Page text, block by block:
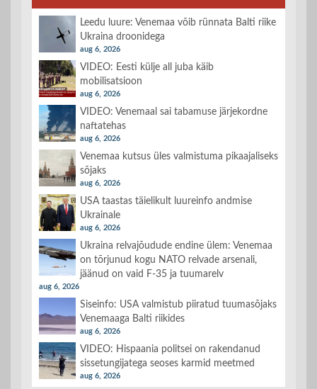
Leedu luure: Venemaa võib rünnata Balti riike
Ukraina droonidega
aug 6, 2026
VIDEO: Eesti külje all juba käib
mobilisatsioon
aug 6, 2026
VIDEO: Venemaal sai tabamuse järjekordne
naftatehas
aug 6, 2026
Venemaa kutsus üles valmistuma pikaajaliseks
sõjaks
aug 6, 2026
USA taastas täielikult luureinfo andmise
Ukrainale
aug 6, 2026
Ukraina relvajõudude endine ülem: Venemaa
on tõrjunud kogu NATO relvade arsenali,
jäänud on vaid F-35 ja tuumarelv
aug 6, 2026
Siseinfo: USA valmistub piiratud tuumasõjaks
Venemaaga Balti riikides
aug 6, 2026
VIDEO: Hispaania politsei on rakendanud
sissetungijatega seoses karmid meetmed
aug 6, 2026